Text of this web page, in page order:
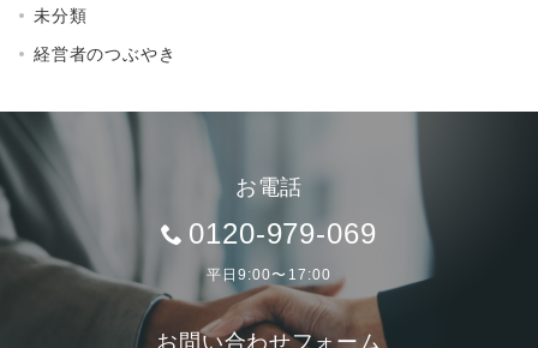
未分類
経営者のつぶやき
お電話
0120-979-069
平日9:00〜17:00
お問い合わせフォーム